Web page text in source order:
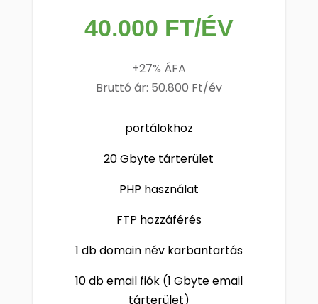
40.000 FT/ÉV
+27% ÁFA
Bruttó ár: 50.800 Ft/év
portálokhoz
20 Gbyte tárterület
PHP használat
FTP hozzáférés
1 db domain név karbantartás
10 db email fiók (1 Gbyte email
tárterület)